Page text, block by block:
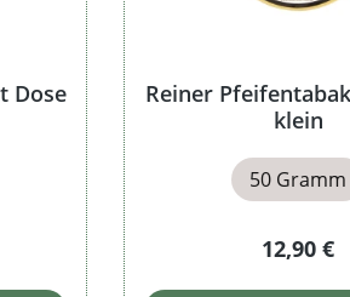
Dose
Reiner
klein
50 Gramm
12,90 €